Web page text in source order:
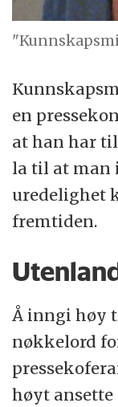
en
at han har
la til at man
uredelighet
fremtiden.
Å inngi høy
nøkkelord
høyt